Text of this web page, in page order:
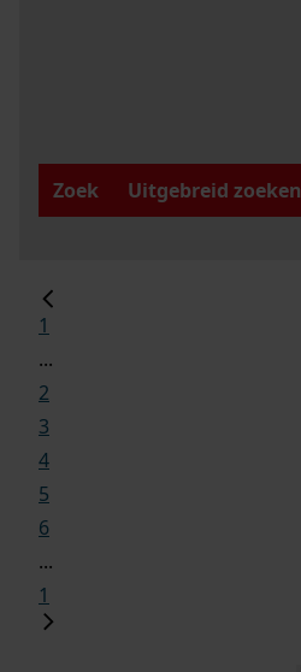
Zoek
Uitgebreid zoeken
1
...
2
3
4
5
6
...
1